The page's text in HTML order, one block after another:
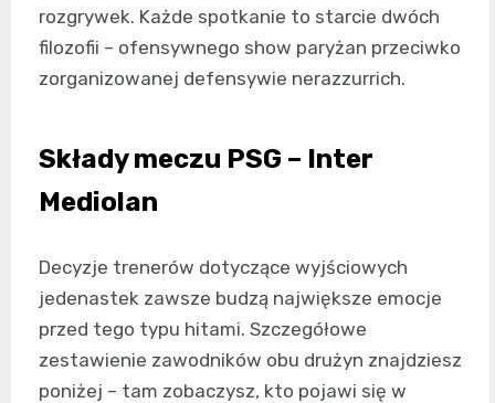
rozgrywek. Każde spotkanie to starcie dwóch
filozofii – ofensywnego show paryżan przeciwko
zorganizowanej defensywie nerazzurrich.
Składy meczu PSG – Inter
Mediolan
Decyzje trenerów dotyczące wyjściowych
jedenastek zawsze budzą największe emocje
przed tego typu hitami. Szczegółowe
zestawienie zawodników obu drużyn znajdziesz
poniżej – tam zobaczysz, kto pojawi się w